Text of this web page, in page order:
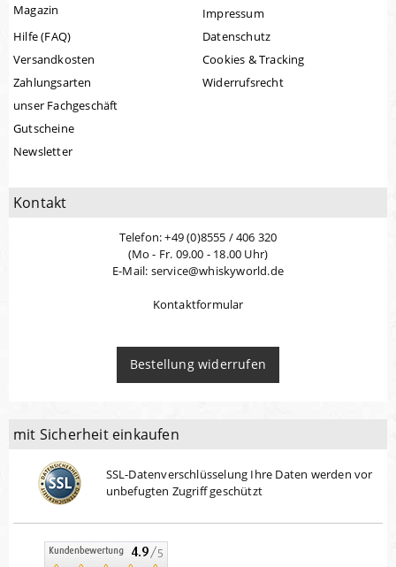
Magazin
Hilfe (FAQ)
Versandkosten
Zahlungsarten
unser Fachgeschäft
Gutscheine
Newsletter
Impressum
Datenschutz
Cookies & Tracking
Widerrufsrecht
Kontakt
Telefon: +49 (0)8555 / 406 320
(Mo - Fr. 09.00 - 18.00 Uhr)
E-Mail: service@whiskyworld.de
Kontaktformular
Bestellung widerrufen
mit Sicherheit einkaufen
SSL-Datenverschlüsselung Ihre Daten werden vor
unbefugten Zugriff geschützt